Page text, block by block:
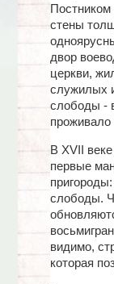
стены
двор
церкви,
служилых
слободы -
проживало
В XVII
первые
слободы.
видимо,
которая